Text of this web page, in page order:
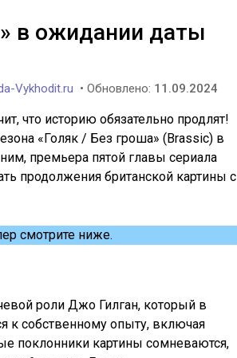
в ожидании даты
Vykhodit.ru • Обновлено: 11.09.2024
что историю обязательно продлят!
«Голяк / Без гроша» (Brassic) в
премьера пятой главы сериала
продолжения британской картины с
смотрите ниже.
роли Джо Гилган, который в
к собственному опыту, включая
поклонники картины сомневаются,